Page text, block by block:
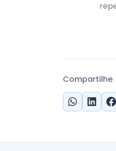
Compartilhe